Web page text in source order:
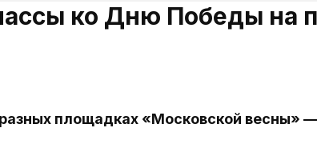
ко Дню Победы на
площадках «Московской весны» —